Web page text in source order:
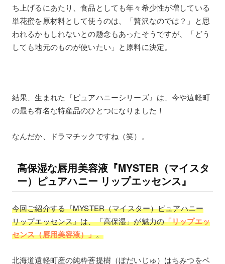
ち上げるにあたり、食品としても年々希少性が増している
単花蜜を原材料として使うのは、「贅沢なのでは？」と思
われるかもしれないとの懸念もあったそうですが、「どう
しても地元のものが使いたい」と原料に決定。
結果、生まれた『ピュアハニーシリーズ』は、今や遠軽町
の最も有名な特産品のひとつになりました！
なんだか、ドラマチックですね（笑）。
高保湿な唇用美容液『MYSTER（マイスタ
ー）ピュアハニー リップエッセンス』
今回ご紹介する『MYSTER（マイスター）ピュアハニー
リップエッセンス』は、「高保湿」が魅力の「リップエッ
センス（唇用美容液）」。
北海道遠軽町産の純粋菩提樹（ぼだいじゅ）はちみつをベ